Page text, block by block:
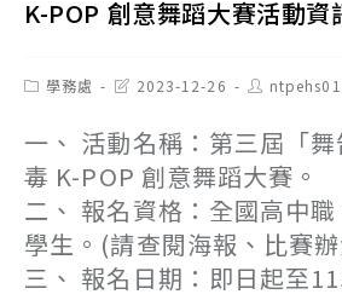
K-POP 創意舞蹈大賽活動資
Post學務處
Post2023-12-26
Post
author:
一、 活動名稱：第三屆「
毒 K-POP 創意舞蹈大賽。
二、 報名資格：全國高中
學生。(請查閱海報、比賽
三、 報名日期：即日起至